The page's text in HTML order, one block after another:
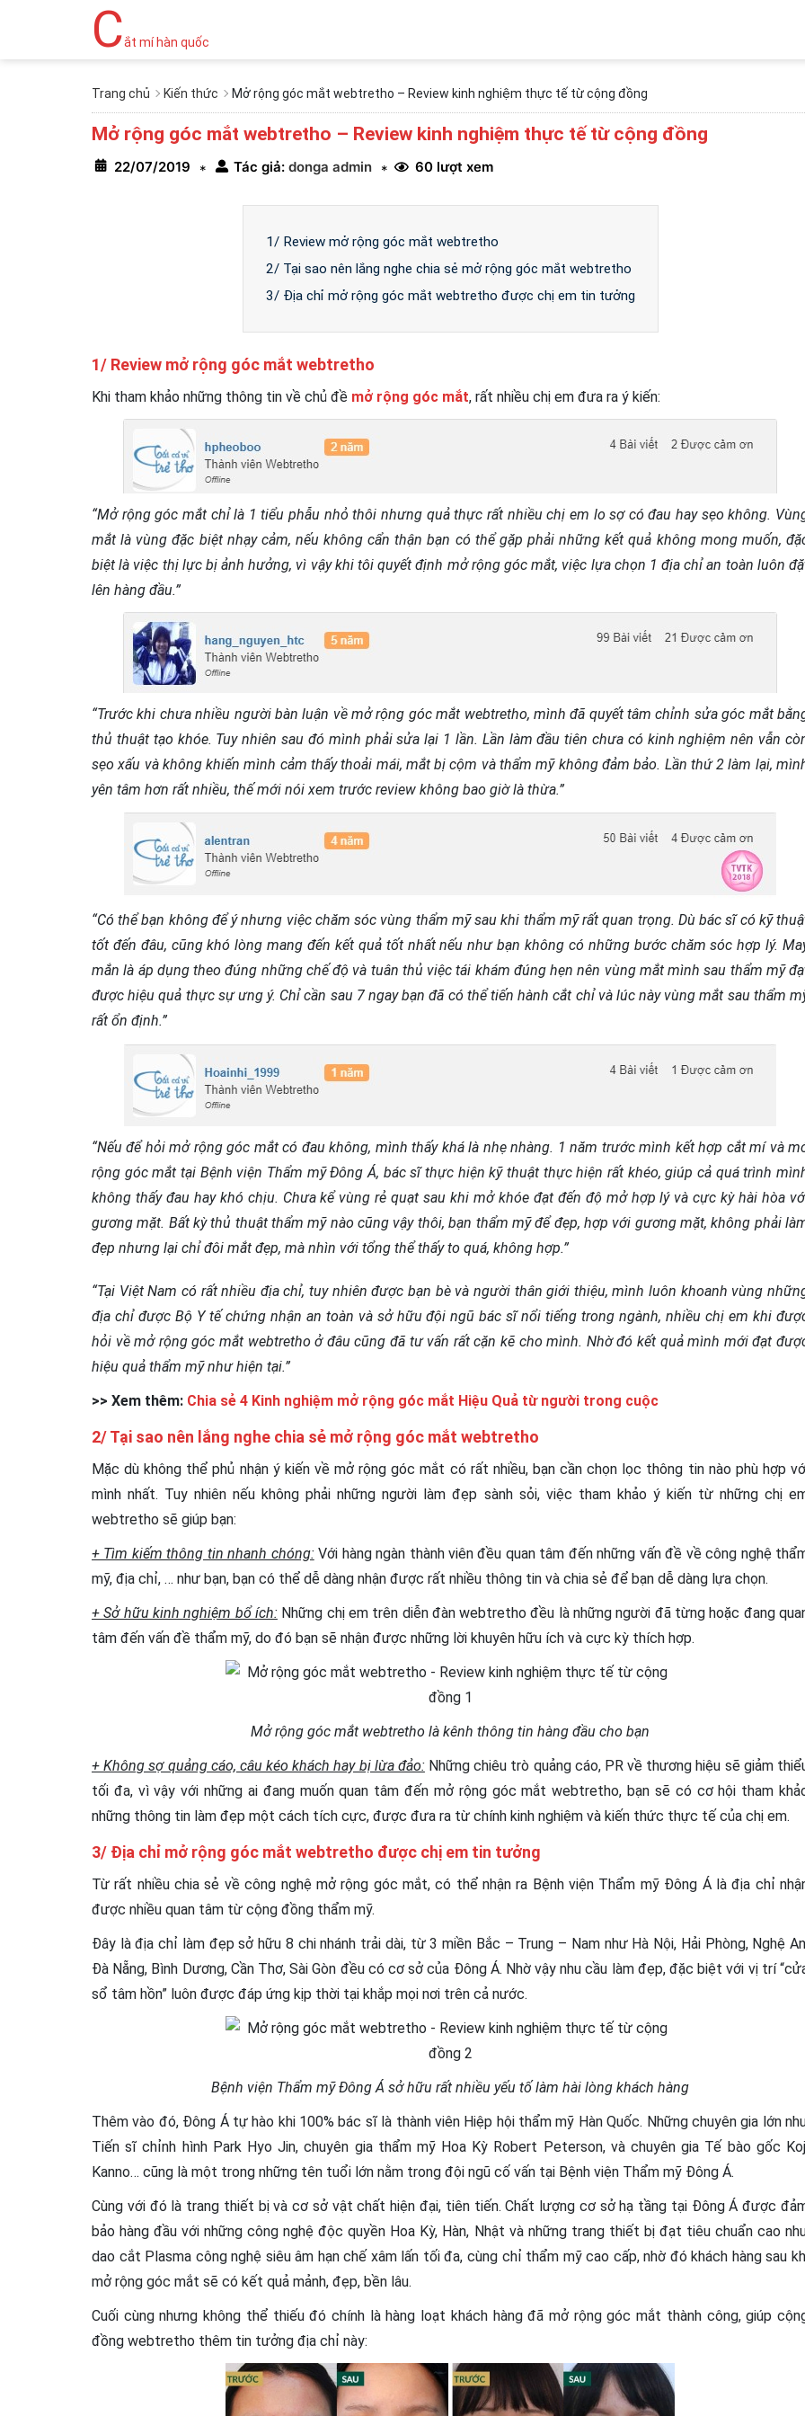
Cắt mí hàn quốc
Trang chủ Kiến thức Mở rộng góc mắt webtretho – Review kinh nghiệm thực tế từ cộng đồng
Mở rộng góc mắt webtretho – Review kinh nghiệm thực tế từ cộng đồng
22/07/2019 * Tác giả: donga admin * 60 lượt xem
1/ Review mở rộng góc mắt webtretho
2/ Tại sao nên lắng nghe chia sẻ mở rộng góc mắt webtretho
3/ Địa chỉ mở rộng góc mắt webtretho được chị em tin tưởng
1/ Review mở rộng góc mắt webtretho
Khi tham khảo những thông tin về chủ đề mở rộng góc mắt, rất nhiều chị em đưa ra ý kiến:
“Mở rộng góc mắt chỉ là 1 tiểu phẫu nhỏ thôi nhưng quả thực rất nhiều chị em lo sợ có đau hay sẹo không.
mắt là vùng đặc biệt nhạy cảm, nếu không cẩn thận bạn có thể gặp phải những kết quả không mong muốn,
biệt là việc thị lực bị ảnh hưởng, vì vậy khi tôi quyết định mở rộng góc mắt, việc lựa chọn 1 địa chỉ an toàn luôn
lên hàng đầu.”
“Trước khi chưa nhiều người bàn luận về mở rộng góc mắt webtretho, mình đã quyết tâm chỉnh sửa góc mắt
thủ thuật tạo khóe. Tuy nhiên sau đó mình phải sửa lại 1 lần. Lần làm đầu tiên chưa có kinh nghiệm nên vẫn
sẹo xấu và không khiến mình cảm thấy thoải mái, mắt bị cộm và thẩm mỹ không đảm bảo. Lần thứ 2 làm lại,
yên tâm hơn rất nhiều, thế mới nói xem trước review không bao giờ là thừa.”
“Có thể bạn không để ý nhưng việc chăm sóc vùng thẩm mỹ sau khi thẩm mỹ rất quan trọng. Dù bác sĩ có kỹ
tốt đến đâu, cũng khó lòng mang đến kết quả tốt nhất nếu như bạn không có những bước chăm sóc hợp lý.
mắn là áp dụng theo đúng những chế độ và tuân thủ việc tái khám đúng hẹn nên vùng mắt mình sau thẩm mỹ
được hiệu quả thực sự ưng ý. Chỉ cần sau 7 ngay bạn đã có thể tiến hành cắt chỉ và lúc này vùng mắt sau thẩm
rất ổn định.”
“Nếu để hỏi mở rộng góc mắt có đau không, mình thấy khá là nhẹ nhàng. 1 năm trước mình kết hợp cắt mí và
rộng góc mắt tại Bệnh viện Thẩm mỹ Đông Á, bác sĩ thực hiện kỹ thuật thực hiện rất khéo, giúp cả quá trình
không thấy đau hay khó chịu. Chưa kể vùng rẻ quạt sau khi mở khóe đạt đến độ mở hợp lý và cực kỳ hài hòa
gương mặt. Bất kỳ thủ thuật thẩm mỹ nào cũng vậy thôi, bạn thẩm mỹ để đẹp, hợp với gương mặt, không phải
đẹp nhưng lại chỉ đôi mắt đẹp, mà nhìn với tổng thể thấy to quá, không hợp.”
“Tại Việt Nam có rất nhiều địa chỉ, tuy nhiên được bạn bè và người thân giới thiệu, mình luôn khoanh vùng
địa chỉ được Bộ Y tế chứng nhận an toàn và sở hữu đội ngũ bác sĩ nổi tiếng trong ngành, nhiều chị em khi
hỏi về mở rộng góc mắt webtretho ở đâu cũng đã tư vấn rất cặn kẽ cho mình. Nhờ đó kết quả mình mới đạt
hiệu quả thẩm mỹ như hiện tại.”
>> Xem thêm: Chia sẻ 4 Kinh nghiệm mở rộng góc mắt Hiệu Quả từ người trong cuộc
2/ Tại sao nên lắng nghe chia sẻ mở rộng góc mắt webtretho
Mặc dù không thể phủ nhận ý kiến về mở rộng góc mắt có rất nhiều, bạn cần chọn lọc thông tin nào phù hợp
mình nhất. Tuy nhiên nếu không phải những người làm đẹp sành sỏi, việc tham khảo ý kiến từ những chị
webtretho sẽ giúp bạn:
+ Tìm kiếm thông tin nhanh chóng:Với hàng ngàn thành viên đều quan tâm đến những vấn đề về công nghệ
mỹ, địa chỉ, … như bạn, bạn có thể dễ dàng nhận được rất nhiều thông tin và chia sẻ để bạn dễ dàng lựa chọn.
+ Sở hữu kinh nghiệm bổ ích:Những chị em trên diễn đàn webtretho đều là những người đã từng hoặc đang
tâm đến vấn đề thẩm mỹ, do đó bạn sẽ nhận được những lời khuyên hữu ích và cực kỳ thích hợp.
Mở rộng góc mắt webtretho là kênh thông tin hàng đầu cho bạn
+ Không sợ quảng cáo, câu kéo khách hay bị lừa đảo:Những chiêu trò quảng cáo, PR về thương hiệu sẽ giảm
tối đa, vì vậy với những ai đang muốn quan tâm đến mở rộng góc mắt webtretho, bạn sẽ có cơ hội tham
những thông tin làm đẹp một cách tích cực, được đưa ra từ chính kinh nghiệm và kiến thức thực tế của chị em.
3/ Địa chỉ mở rộng góc mắt webtretho được chị em tin tưởng
Từ rất nhiều chia sẻ về công nghệ mở rộng góc mắt, có thể nhận ra Bệnh viện Thẩm mỹ Đông Á là địa chỉ
được nhiều quan tâm từ cộng đồng thẩm mỹ.
Đây là địa chỉ làm đẹp sở hữu 8 chi nhánh trải dài, từ 3 miền Bắc – Trung – Nam như Hà Nội, Hải Phòng, Nghệ
Đà Nẵng, Bình Dương, Cần Thơ, Sài Gòn đều có cơ sở của Đông Á. Nhờ vậy nhu cầu làm đẹp, đặc biệt với vị trí
sổ tâm hồn” luôn được đáp ứng kịp thời tại khắp mọi nơi trên cả nước.
Bệnh viện Thẩm mỹ Đông Á sở hữu rất nhiều yếu tố làm hài lòng khách hàng
Thêm vào đó, Đông Á tự hào khi 100% bác sĩ là thành viên Hiệp hội thẩm mỹ Hàn Quốc. Những chuyên gia lớn
Tiến sĩ chỉnh hình Park Hyo Jin, chuyên gia thẩm mỹ Hoa Kỳ Robert Peterson, và chuyên gia Tế bào gốc
Kanno… cũng là một trong những tên tuổi lớn nằm trong đội ngũ cố vấn tại Bệnh viện Thẩm mỹ Đông Á.
Cùng với đó là trang thiết bị và cơ sở vật chất hiện đại, tiên tiến. Chất lượng cơ sở hạ tầng tại Đông Á được
bảo hàng đầu với những công nghệ độc quyền Hoa Kỳ, Hàn, Nhật và những trang thiết bị đạt tiêu chuẩn cao
dao cắt Plasma công nghệ siêu âm hạn chế xâm lấn tối đa, cùng chỉ thẩm mỹ cao cấp, nhờ đó khách hàng sau
mở rộng góc mắt sẽ có kết quả mảnh, đẹp, bền lâu.
Cuối cùng nhưng không thể thiếu đó chính là hàng loạt khách hàng đã mở rộng góc mắt thành công, giúp
đồng webtretho thêm tin tưởng địa chỉ này: